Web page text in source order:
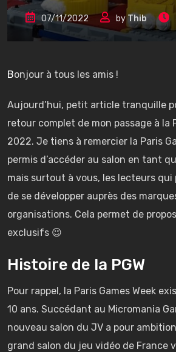
07/11/2022 byThib
Bonjour à tous les amis !
Aujourd’hui, petit article tranquille
retour complet de mon passage à la
2022. Je tiens à remercier la Paris
permis d’accéder au salon en tant
mais surtout à vous, les lecteurs
de se développer auprès des
organisations. Cela permet de
exclusifs 😉
Histoire de la PGW
Pour rappel, la Paris Games Week
10 ans. Succédant au Micromania
nouveau salon du JV a pour
grand salon du jeu vidéo de France